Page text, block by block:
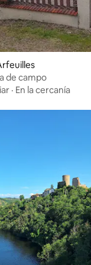
de campo
· En la cercanía